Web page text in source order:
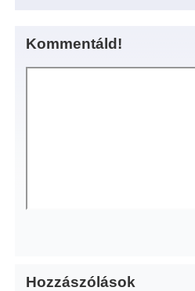
Kommentáld!
Hozzászólások